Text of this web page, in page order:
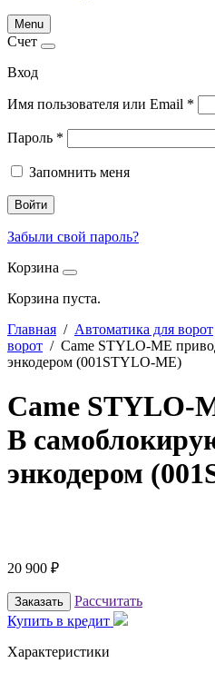
Menu
Счет
Вход
Имя пользователя или Email *
Пароль *
Запомнить меня
Войти
Забыли свой пароль?
Корзина
Корзина пуста.
Главная / Автоматика для ворот
ворот / Came STYLO-ME
энкодером (001STYLO-ME)
Came STYLO-
В
энкодером
20 900 ₽
Заказать
Рассчитать
Купить в кредит
Характеристики